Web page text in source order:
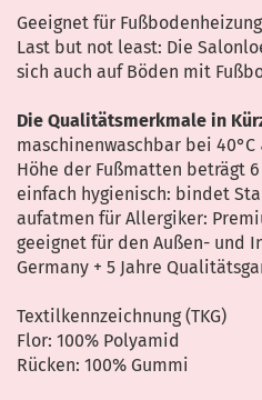
Geeignet für Fußbodenheizung
Last but not least: Die
sich auch auf Böden mit
Die Qualitätsmerkmale in
maschinenwaschbar bei
Höhe der Fußmatten beträgt
einfach hygienisch: bindet
aufatmen für Allergiker:
geeignet für den Außen- und
Germany + 5 Jahre
Textilkennzeichnung (TKG)
Flor: 100% Polyamid
Rücken: 100% Gummi